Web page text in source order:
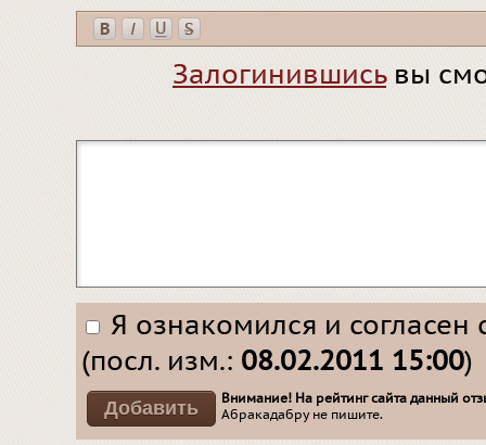
Залогинившисьвы
Я ознакомился и согласен
(посл. изм.: 08.02.2011 15:00)
Внимание! На рейтинг сайта данный
Абракадабру не пишите.